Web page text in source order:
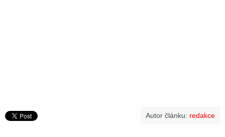
Autor článku: redakce